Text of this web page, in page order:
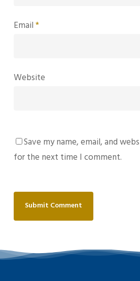
Email*
Website
Save my name, email, and
for the next time I comment.